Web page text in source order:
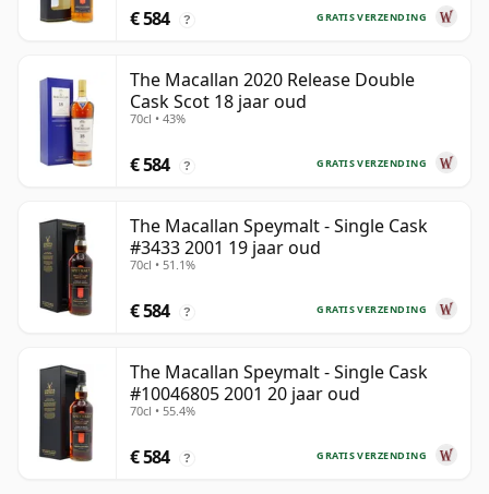
GRATIS VERZENDING
€ 584 ?
The Macallan 2020 Release Double
Cask Scot 18 jaar oud
70cl • 43%
GRATIS VERZENDING
€ 584 ?
The Macallan Speymalt - Single Cask
#3433 2001 19 jaar oud
70cl • 51.1%
GRATIS VERZENDING
€ 584 ?
The Macallan Speymalt - Single Cask
#10046805 2001 20 jaar oud
70cl • 55.4%
GRATIS VERZENDING
€ 584 ?